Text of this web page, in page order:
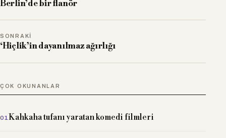
Berlin’de bir flanör
SONRAKI
‘Hiçlik’in dayanılmaz ağırlığı
ÇOK OKUNANLAR
Kahkaha tufanı yaratan komedi filmleri